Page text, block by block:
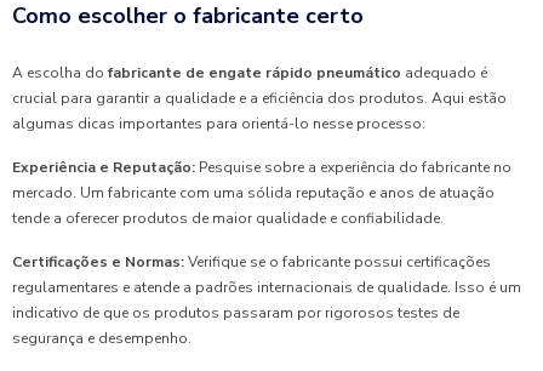
Como escolher o fabricante certo
A escolha dofabricante de engate rápido pneumático adequado é
crucial para garantir a qualidade e a eficiência dos produtos. Aqui estão
algumas dicas importantes para orientá-lo nesse processo:
Experiência e Reputação: Pesquise sobre a experiência do fabricante no
mercado. Um fabricante com uma sólida reputação e anos de atuação
tende a oferecer produtos de maior qualidade e confiabilidade.
Certificações e Normas:Verifique se o fabricante possui certificações
regulamentares e atende a padrões internacionais de qualidade. Isso é um
indicativo de que os produtos passaram por rigorosos testes de
segurança e desempenho.